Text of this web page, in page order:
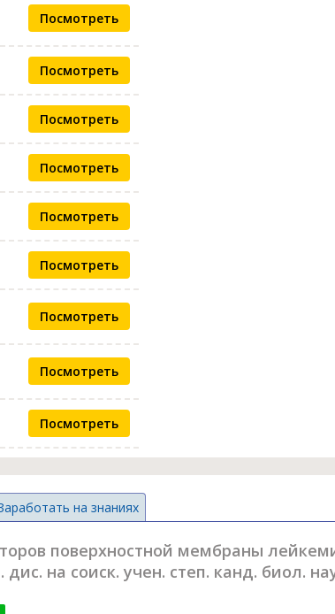
Посмотреть
Посмотреть
Посмотреть
Посмотреть
Посмотреть
Посмотреть
Посмотреть
Посмотреть
Посмотреть
на знаниях
поверхностной мембраны
на соиск. учен. степ. канд. биол.